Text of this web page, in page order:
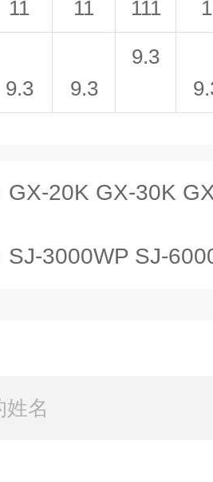
11
11
111
1
9.3 9.3
9.3
GX-20K GX-30K
SJ-3000WP SJ-